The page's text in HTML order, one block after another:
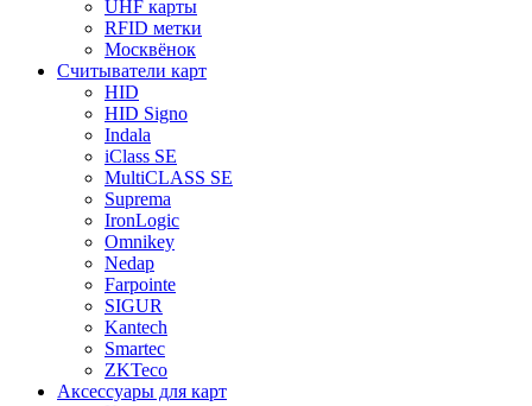
UHF карты
RFID метки
Москвёнок
Считыватели карт
HID
HID Signo
Indala
iClass SE
MultiCLASS SE
Suprema
IronLogic
Omnikey
Nedap
Farpointe
SIGUR
Kantech
Smartec
ZKTeco
Аксессуары для карт